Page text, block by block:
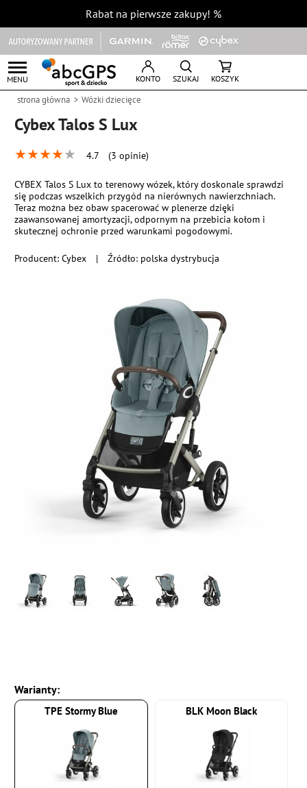
Rabat na pierwsze zakupy! %
MENU KONTO SZUKAJ KOSZYK
strona główna Wózki dziecięce
Cybex Talos S Lux
★★★★★ 4.7 (3 opinie)
Producent:Cybex | Źródło: polska dystrybucja
CYBEX Talos S Lux to terenowy wózek, który doskonale sprawdzi
się podczas wszelkich przygód na nierównych nawierzchniach.
Teraz można bez obaw spacerować w plenerze dzięki
zaawansowanej amortyzacji, odpornym na przebicia kołom i
skutecznej ochronie przed warunkami pogodowymi.
Warianty:
TPE Stormy Blue BLK Moon Black